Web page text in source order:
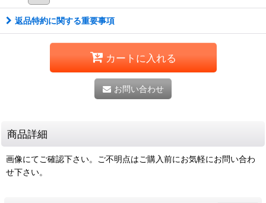
返品特約に関する重要事項
カートに入れる
お問い合わせ
商品詳細
画像にてご確認下さい。ご不明点はご購入前にお気軽にお問い合わ
せ下さい。